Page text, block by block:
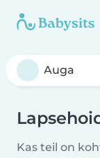
Kas teil on